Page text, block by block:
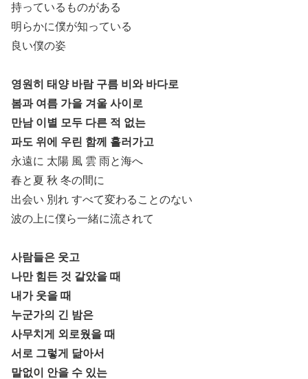
持っているものがある
明らかに僕が知っている
良い僕の姿
영원히 태양 바람 구름 비와 바다로
봄과 여름 가을 겨울 사이로
만남 이별 모두 다른 적 없는
파도 위에 우린 함께 흘러가고
永遠に 太陽 風 雲 雨と海へ
春と夏 秋 冬の間に
出会い 別れ すべて変わることのない
波の上に僕ら一緒に流されて
사람들은 웃고
나만 힘든 것 같았을 때
내가 웃을 때
누군가의 긴 밤은
사무치게 외로웠을 때
서로 그렇게 닮아서
말없이 안을 수 있는